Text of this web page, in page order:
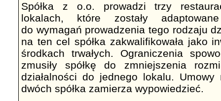
Spółka z o.o. prowadzi trzy
lokalach, które zostały
do wymagań prowadzenia tego rodzaju
na ten cel spółka zakwalifikowała jako
środkach trwałych. Ograniczenia
zmusiły spółkę do zmniejszenia
działalności do jednego lokalu. Umowy
dwóch spółka zamierza wypowiedzieć.